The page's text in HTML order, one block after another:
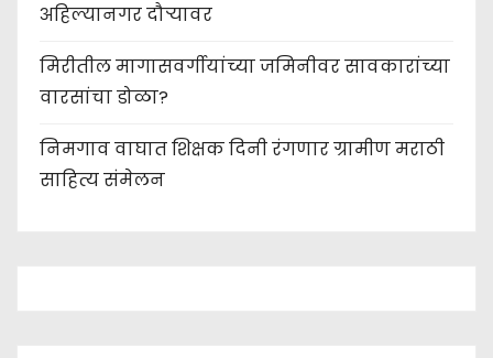
अहिल्यानगर दौऱ्यावर
मिरीतील मागासवर्गीयांच्या जमिनीवर सावकारांच्या
वारसांचा डोळा?
निमगाव वाघात शिक्षक दिनी रंगणार ग्रामीण मराठी
साहित्य संमेलन